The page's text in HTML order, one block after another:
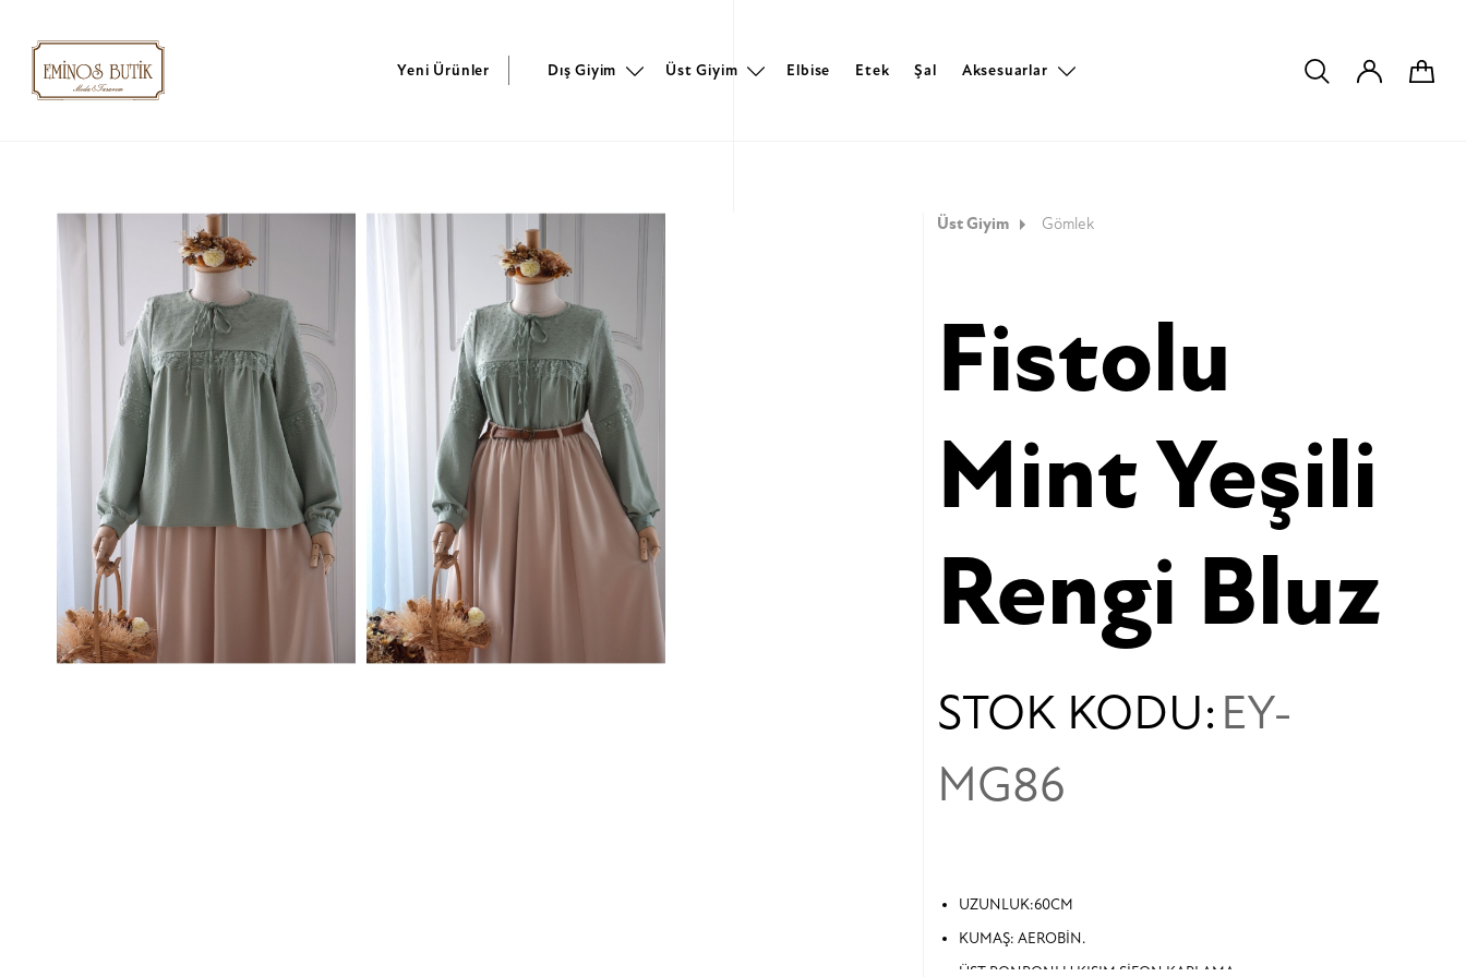
Yeni Ürünler Dış Giyim Üst Giyim Elbise Etek Şal Aksesuarlar
Üst Giyim Gömlek
Fistolu
Mint Yeşili
Rengi Bluz
STOK KODU:EY-
MG86
UZUNLUK:60CM
KUMAŞ: AEROBİN.
ÜST PONPONLU KISIM ŞİFON KAPLAMA .